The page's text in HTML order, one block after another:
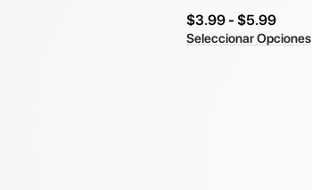
$3.99 - $5.99
Seleccionar Opciones